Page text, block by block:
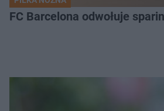
FC Barcelona odwołuje